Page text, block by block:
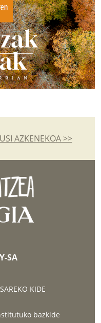
AZKENEKOA >>
SA
SAREKO KIDE
bazkide